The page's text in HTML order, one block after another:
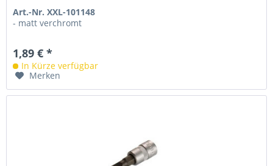
Art.-Nr. XXL-101148
- matt verchromt
1,89 € *
In Kürze verfügbar
Merken